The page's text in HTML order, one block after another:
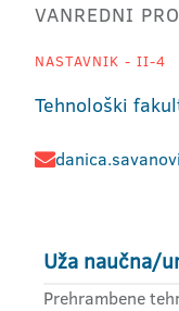
VANREDNI
NASTAVNIK - II-4
Tehnološki
Uža naučna/
Prehrambene